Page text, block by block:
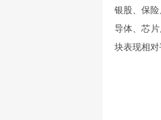
银股、保
导体、芯
块表现相